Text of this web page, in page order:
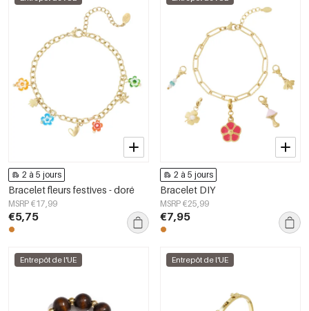
2 à 5 jours
Bracelet fleurs festives - doré
MSRP €17,99
€5,75
2 à 5 jours
Bracelet DIY
MSRP €25,99
€7,95
Entrepôt de l'UE Entrepôt de l'UE